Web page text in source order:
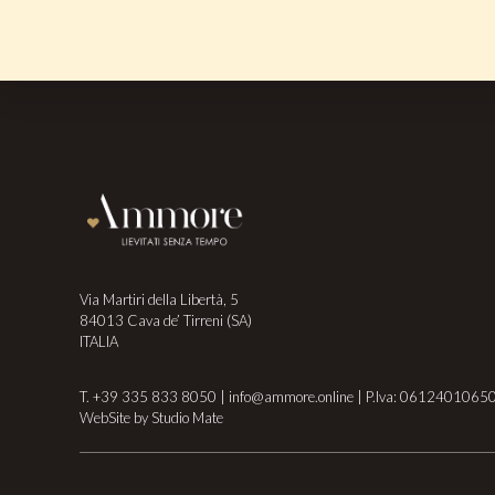
Via Martiri della Libertà, 5
84013 Cava de’ Tirreni (SA)
ITALIA
T. +39 335 833 8050 | info@ammore.online | P.Iva:
WebSite by Studio Mate